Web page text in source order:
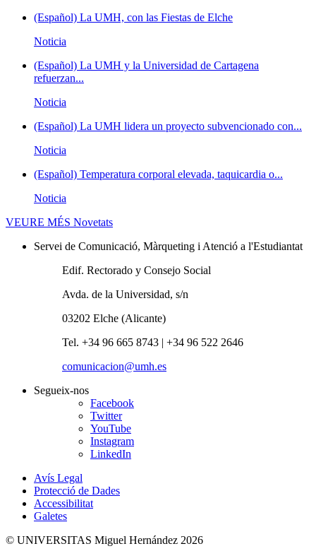
(Español) La UMH, con las Fiestas de Elche
Noticia
(Español) La UMH y la Universidad de Cartagena
refuerzan...
Noticia
(Español) La UMH lidera un proyecto subvencionado con...
Noticia
(Español) Temperatura corporal elevada, taquicardia o...
Noticia
VEURE MÉS Novetats
Servei de Comunicació, Màrqueting i Atenció a l'Estudiantat
Edif. Rectorado y Consejo Social
Avda. de la Universidad, s/n
03202 Elche (Alicante)
Tel. +34 96 665 8743 | +34 96 522 2646
comunicacion@umh.es
Segueix-nos
Facebook
Twitter
YouTube
Instagram
LinkedIn
Avís Legal
Protecció de Dades
Accessibilitat
Galetes
© UNIVERSITAS Miguel Hernández 2026